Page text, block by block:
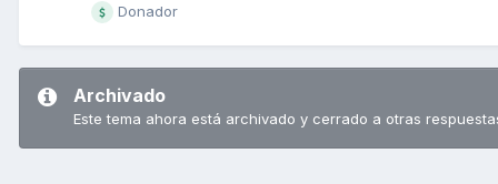
Donador
Archivado
Este tema ahora está archivado y cerrado a otras